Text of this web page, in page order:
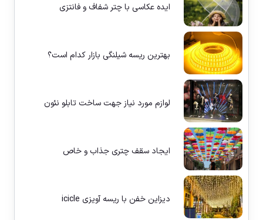
ایده عکاسی با چتر شفاف و فانتزی
بهترین ریسه شیلنگی بازار کدام است؟
لوازم مورد نیاز جهت ساخت تابلو نئون
ایجاد سقف چتری جذاب و خاص
دیزاین خفن با ریسه آویزی icicle